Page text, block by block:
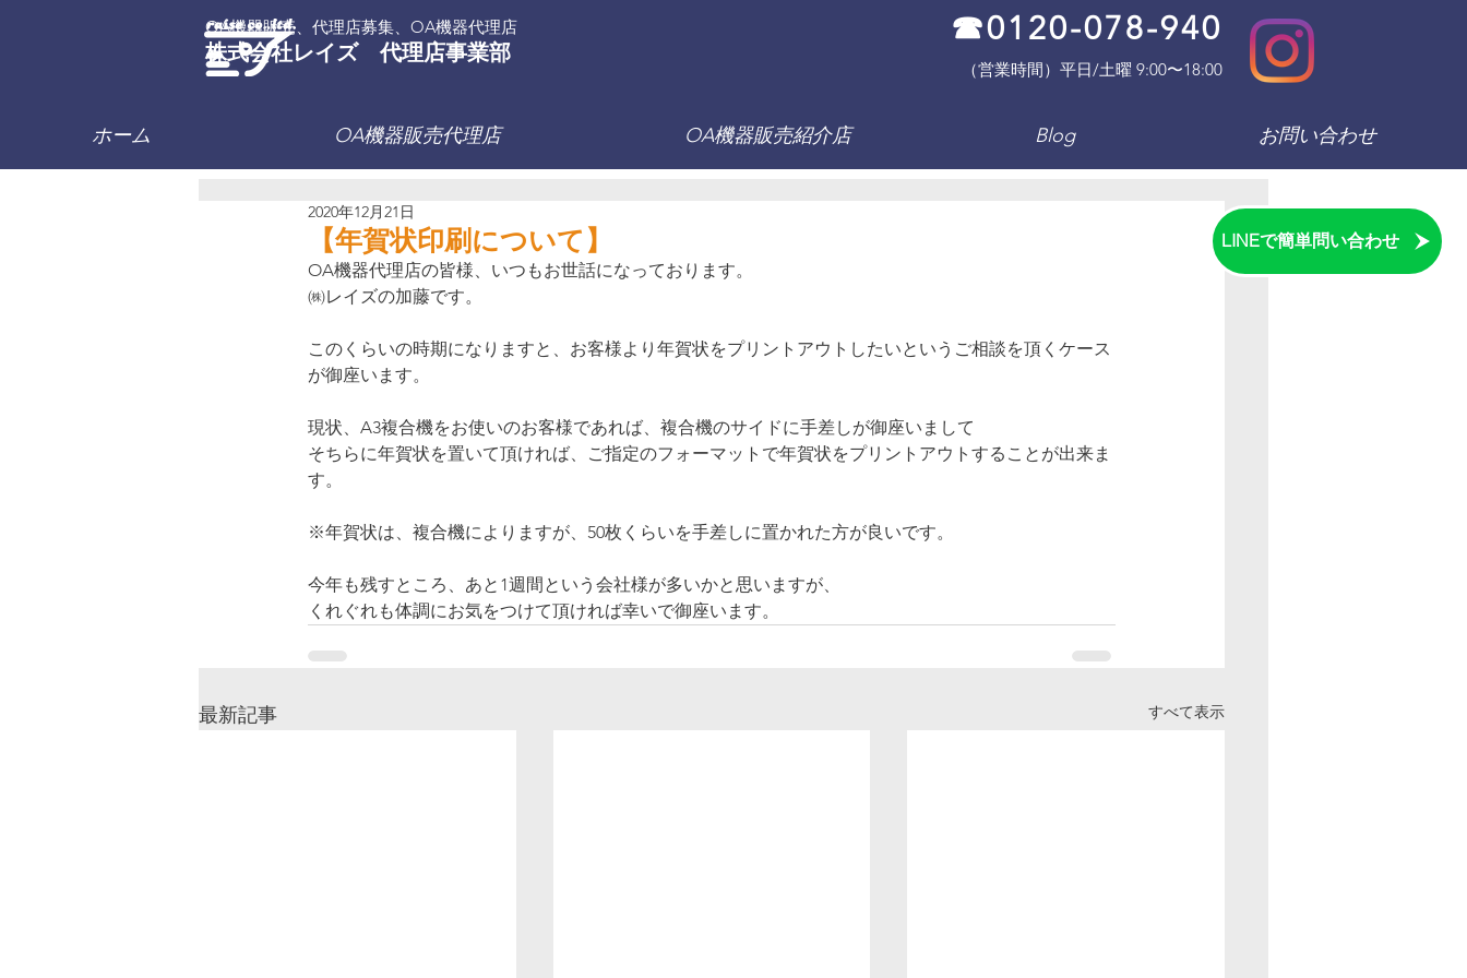
LINEで簡単問い合わせ
☎0120-078-940
（営業時間）平日/土曜 9:00〜18:00
ホーム OA機器販売代理店 OA機器販売紹介店 Blog お問い合わせ
株式会社レイズ 代理店事業部
OA機器販売、代理店募集、OA機器代理店
【年賀状印刷について】
2020年12月21日
OA機器代理店の皆様、いつもお世話になっております。
㈱レイズの加藤です。
このくらいの時期になりますと、お客様より年賀状をプリントアウトしたいというご相談を頂くケース
が御座います。
現状、A3複合機をお使いのお客様であれば、複合機のサイドに手差しが御座いまして
そちらに年賀状を置いて頂ければ、ご指定のフォーマットで年賀状をプリントアウトすることが出来ま
す。
※年賀状は、複合機によりますが、50枚くらいを手差しに置かれた方が良いです。
今年も残すところ、あと1週間という会社様が多いかと思いますが、
くれぐれも体調にお気をつけて頂ければ幸いで御座います。
最新記事 すべて表示